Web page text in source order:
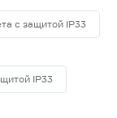
с защитой IP33
IP33